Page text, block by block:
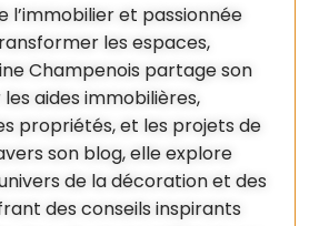
l’immobilier et passionnée
les espaces,
Champenois partage son
aides immobilières,
propriétés, et les projets de
son blog, elle explore
de la décoration et des
des conseils inspirants